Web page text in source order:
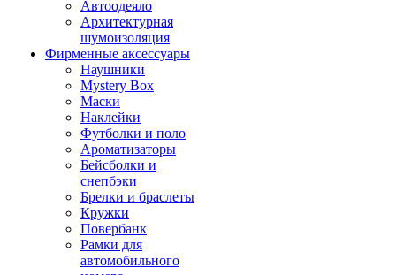
Автоодеяло
Архитектурная
шумоизоляция
Фирменные аксессуары
Наушники
Mystery Box
Маски
Наклейки
Футболки и поло
Ароматизаторы
Бейсболки и
снепбэки
Брелки и браслеты
Кружки
Повербанк
Рамки для
автомобильного